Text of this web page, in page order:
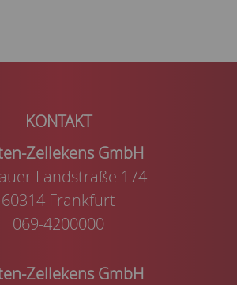
Zellekens GmbH
Landstraße 174
60314 Frankfurt
069-4200000
Zellekens GmbH